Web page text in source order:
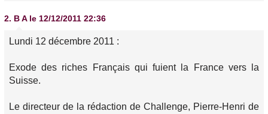
2. B A le 12/12/2011 22:36
Lundi 12 décembre 2011 :
Exode des riches Français qui fuient la France vers la
Suisse.
Le directeur de la rédaction de Challenge, Pierre-Henri de